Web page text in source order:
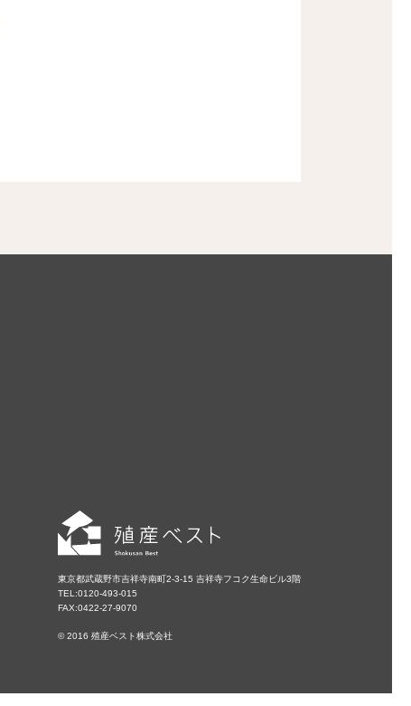
東京都武蔵野市吉祥寺南町2-3-15 吉祥寺フコク生命ビル3階
TEL:0120-493-015
FAX:0422-27-9070
© 2016 殖産ベスト株式会社